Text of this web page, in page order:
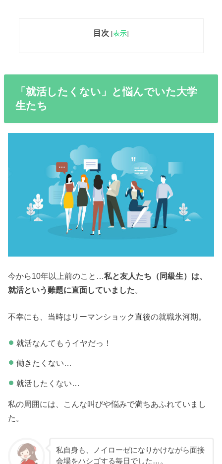
目次 [表示]
「就活したくない」と悩んでいた大学
生たち
今から10年以上前のこと…私と友人たち（同級生）は、
就活という難題に直面していました。
不幸にも、当時はリーマンショック直後の就職氷河期。
就活なんてもうイヤだっ！
働きたくない…
就活したくない…
私の周囲には、こんな叫びや悩みで満ちあふれていまし
た。
私自身も、ノイローゼになりかけながら面接
会場をハシゴする毎日でした…。